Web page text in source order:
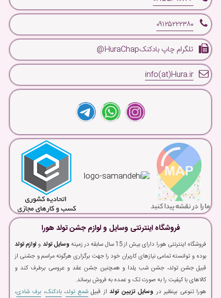
۰۹۱۲۵۲۲۲۳۸۰
تلگرام چاپ بادکنکHuraChap@
info(at)Hura.ir
فروشگاه اینترنتی وسایل و لوازم جشن تولد هورا
فروشگاه اینترنتی هورا دارای بیش از 15 سال سابقه در زمینه وسایل تولد و لوازم تولد
بوده و توانسته تمامی نیازهای کاربران خود را جهت برگزاری هرگونه مراسم و جشنی از
قبیل جشن تولد، جشن شب یلدا و همچنین جشن عقد و عروسی برطرف کند و
کالاهای با کیفیت را به صورت تک و عمده به فروش برساند.
هورا تنوعی بینظیر در وسایل تزیین تولداز قبیلشمع تولد،بادکنک، برف شادی،